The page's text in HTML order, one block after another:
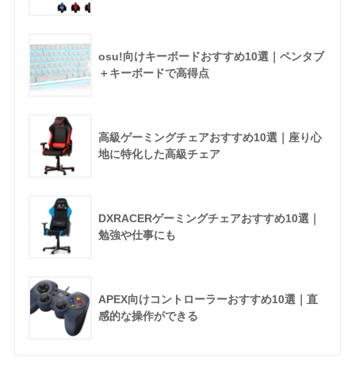
osu!向けキーボードおすすめ10選｜ペンタブ
＋キーボードで高得点
高級ゲーミングチェアおすすめ10選｜座り心
地に特化した高級チェア
DXRACERゲーミングチェアおすすめ10選｜
勉強や仕事にも
APEX向けコントローラーおすすめ10選｜直
感的な操作ができる